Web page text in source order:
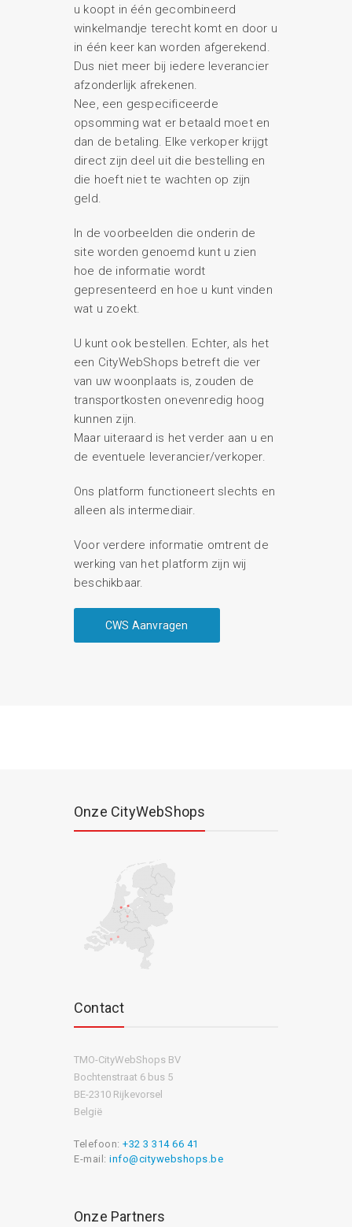
u koopt in één gecombineerd
winkelmandje terecht komt en door u
in één keer kan worden afgerekend.
Dus niet meer bij iedere leverancier
afzonderlijk afrekenen.
Nee, een gespecificeerde
opsomming wat er betaald moet en
dan de betaling. Elke verkoper krijgt
direct zijn deel uit die bestelling en
die hoeft niet te wachten op zijn
geld.
In de voorbeelden die onderin de
site worden genoemd kunt u zien
hoe de informatie wordt
gepresenteerd en hoe u kunt vinden
wat u zoekt.
U kunt ook bestellen. Echter, als het
een CityWebShops betreft die ver
van uw woonplaats is, zouden de
transportkosten onevenredig hoog
kunnen zijn.
Maar uiteraard is het verder aan u en
de eventuele leverancier/verkoper.
Ons platform functioneert slechts en
alleen als intermediair.
Voor verdere informatie omtrent de
werking van het platform zijn wij
beschikbaar.
CWS Aanvragen
Onze CityWebShops
Contact
TMO-CityWebShops BV
Bochtenstraat 6 bus 5
BE-2310 Rijkevorsel
België
Telefoon: +32 3 314 66 41
E-mail: info@citywebshops.be
Onze Partners